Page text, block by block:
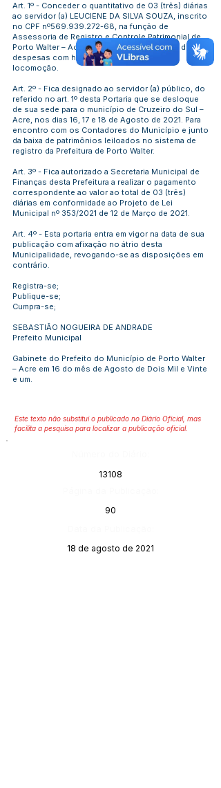
Art. 1º - Conceder o quantitativo de 03 (três) diárias
ao servidor (a) LEUCIENE DA SILVA SOUZA, inscrito
no CPF nº569.939.272-68, na função de
Assessoria de Registro e Controle Patrimonial de
Porto Walter – Acre, em viagem para custeio de
despesas com hospedagem, alimentação e
locomoção.
Art. 2º - Fica designado ao servidor (a) público, do
referido no art. 1º desta Portaria que se desloque
de sua sede para o município de Cruzeiro do Sul –
Acre, nos dias 16, 17 e 18 de Agosto de 2021. Para
encontro com os Contadores do Município e junto
da baixa de patrimônios leiloados no sistema de
registro da Prefeitura de Porto Walter.
Art. 3º - Fica autorizado a Secretaria Municipal de
Finanças desta Prefeitura a realizar o pagamento
correspondente ao valor ao total de 03 (três)
diárias em conformidade ao Projeto de Lei
Municipal nº 353/2021 de 12 de Março de 2021.
Art. 4º - Esta portaria entra em vigor na data de sua
publicação com afixação no átrio desta
Municipalidade, revogando-se as disposições em
contrário.
Registra-se;
Publique-se;
Cumpra-se;
SEBASTIÃO NOGUEIRA DE ANDRADE
Prefeito Municipal
Gabinete do Prefeito do Município de Porto Walter
– Acre em 16 do mês de Agosto de Dois Mil e Vinte
e um.
Este texto não substitui o publicado no Diário Oficial, mas
facilita a pesquisa para localizar a publicação oficial.
13108
90
18 de agosto de 2021